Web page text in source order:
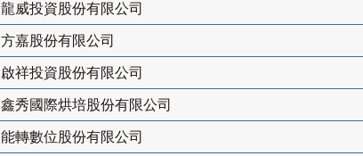
龍威投資股份有限公司
方嘉股份有限公司
啟祥投資股份有限公司
鑫秀國際烘培股份有限公司
能轉數位股份有限公司